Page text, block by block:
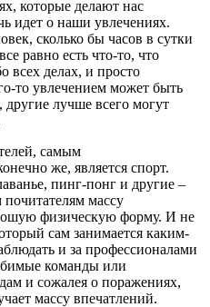
которые делают нас
идет о наши увлечениях.
сколько бы часов в сутки
равно есть что-то, что
всех делах, и просто
то увлечением может быть
лучше всего могут
самым
же, является спорт.
пинг-понг и другие –
массу
физическую форму. И не
сам занимается каким-
и за профессионалами
команды или
и сожалея о поражениях,
массу впечатлений.